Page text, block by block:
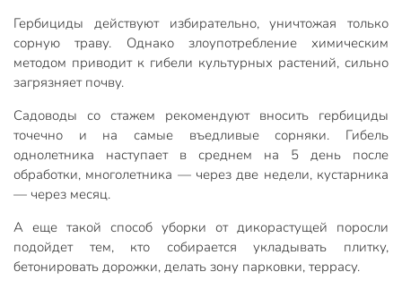
Гербициды действуют избирательно, уничтожая только
сорную траву. Однако злоупотребление химическим
методом приводит к гибели культурных растений, сильно
загрязняет почву.
Садоводы со стажем рекомендуют вносить гербициды
точечно и на самые въедливые сорняки. Гибель
однолетника наступает в среднем на 5 день после
обработки, многолетника — через две недели, кустарника
— через месяц.
А еще такой способ уборки от дикорастущей поросли
подойдет тем, кто собирается укладывать плитку,
бетонировать дорожки, делать зону парковки, террасу.